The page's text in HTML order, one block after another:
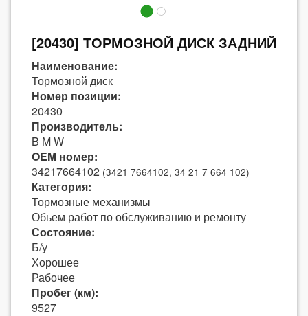
[20430] ТОРМОЗНОЙ ДИСК ЗАДНИЙ
Наименование:
Тормозной диск
Номер позиции:
20430
Производитель:
B M W
OEM номер:
34217664102 (3421 7664102, 34 21 7 664 102)
Категория:
Тормозные механизмы
Обьем работ по обслуживанию и ремонту
Состояние:
Б/у
Хорошее
Рабочее
Пробег (км):
9527